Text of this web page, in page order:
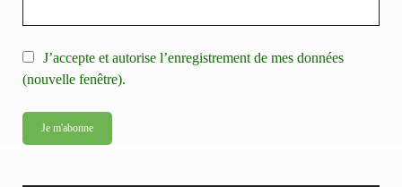
J’accepte et autorise l’enregistrement de mes données
(nouvelle fenêtre).